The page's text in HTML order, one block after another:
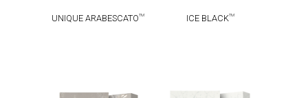
UNIQUE ARABESCATOTM ICE BLACKTM